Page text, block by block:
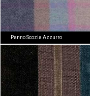
Panno Scozia Azzurro